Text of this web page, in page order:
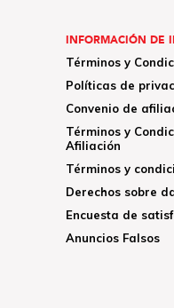
INFORMACIÓN DE
Términos y
Políticas de
Convenio de
Términos y
Afiliación
Términos y
Derechos sobre
Encuesta de
Anuncios Falsos